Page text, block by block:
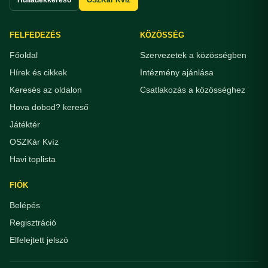
FELFEDEZÉS
Főoldal
Hírek és cikkek
Keresés az oldalon
Hova dobod? kereső
Játéktér
OSZKár Kvíz
Havi toplista
KÖZÖSSÉG
Szervezetek a közösségben
Intézmény ajánlása
Csatlakozás a közösséghez
FIÓK
Belépés
Regisztráció
Elfelejtett jelszó